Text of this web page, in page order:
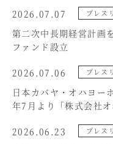
2026.07.07 プレス
第二次中長期経営計画
ファンド設立
2026.07.06 プレス
日本カバヤ・オハヨー
年7月より「株式会社
2026.06.23 プレス